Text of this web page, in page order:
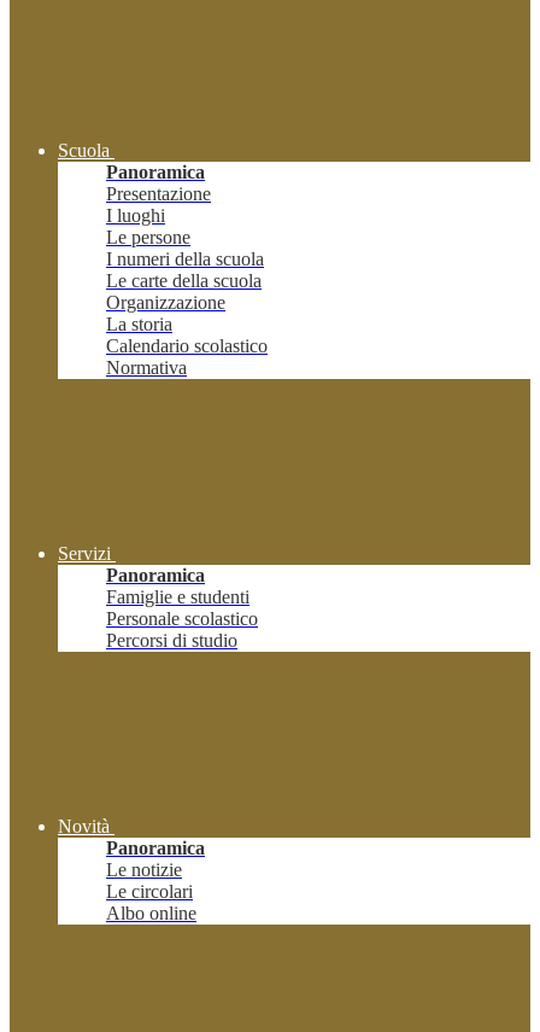
Scuola
Panoramica
Presentazione
I luoghi
Le persone
I numeri della scuola
Le carte della scuola
Organizzazione
La storia
Calendario scolastico
Normativa
Servizi
Panoramica
Famiglie e studenti
Personale scolastico
Percorsi di studio
Novità
Panoramica
Le notizie
Le circolari
Albo online